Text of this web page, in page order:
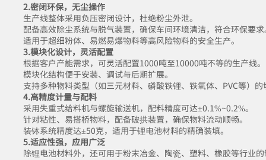
2.密闭环保，无尘操作
生产线整体采用负压密闭设计，杜绝粉尘外泄。
配备高效除尘系统与脱气装置，确保车间环境清洁，符合环保要
适用于超细粉体、易燃易爆物料等高风险物料的安全生产。
3.模块化设计，灵活配置
根据客户产能需求，可灵活配置1000吨至10000吨不等的生产线。
模块化结构便于安装、调试与后期扩展。
支持多种物料类型（如三元材料、磷酸铁锂、铁氧体、PVC等）的
4.高精度计量与配料
采用失重式给料机与螺旋输送机，配料精度可达±0.1%~0.2%。
针对粘性、易搭桥物料，配备破拱装置，确保物料流动顺畅。
装钵系统精度达±50克，适用于锂电池材料的精确装填。
5.适应性强，应用广泛
除锂电池材料外，还可用于粉末冶金、陶瓷、塑料、橡胶等行业